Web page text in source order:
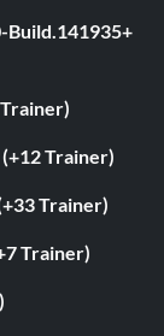
Build.141935+
Trainer)
Trainer)
Trainer)